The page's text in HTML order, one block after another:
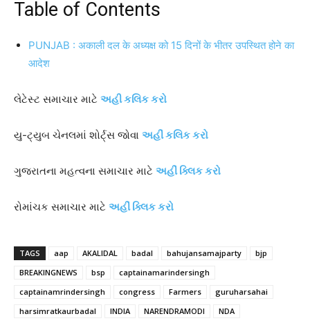
Table of Contents
PUNJAB : अकाली दल के अध्यक्ष को 15 दिनों के भीतर उपस्थित होने का
आदेश
લેટેસ્ટ સમાચાર માટે અહી કલિક કરો
યુ-ટ્યુબ ચેનલમાં શોર્ટ્સ જોવા અહીં કલિક કરો
ગુજરાતના મહત્વના સમાચાર માટે અહીં ક્લિક કરો
રોમાંચક સમાચાર માટે અહીં ક્લિક કરો
TAGS aap AKALIDAL badal bahujansamajparty
bjp
BREAKINGNEWS
bsp
captainamarindersingh
captainamrindersingh
congress Farmers
guruharsahai
harsimratkaurbadal
INDIA NARENDRAMODI
NDA